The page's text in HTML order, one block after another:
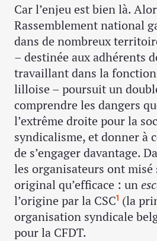
Car l’enjeu est bien là.
Rassemblement national
dans de nombreux
– destinée aux adhérents
travaillant dans la
lilloise – poursuit un
comprendre les dangers
l’extrême droite pour la
syndicalisme, et donner à
de s’engager davantage.
les organisateurs ont
original qu’efficace : un
l’origine par la CSC1
(la
organisation syndicale
pour la CFDT.